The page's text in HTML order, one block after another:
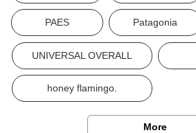
PAES Patagonia
UNIVERSAL OVERALL
honey flamingo.
More